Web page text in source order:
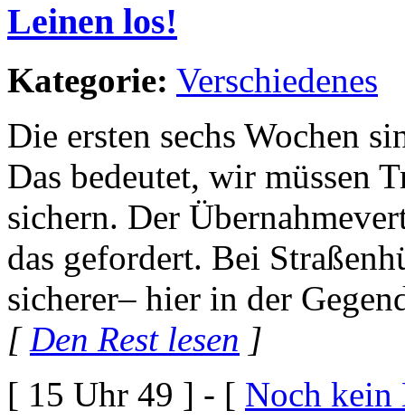
Leinen los!
Kategorie: Verschiedenes
Die ersten sechs Wochen
Das bedeutet, wir müssen
sichern. Der
das gefordert. Bei
sicherer– hier in der
[Den Rest lesen ]
[ 15 Uhr 49 ] - [ Noch kein